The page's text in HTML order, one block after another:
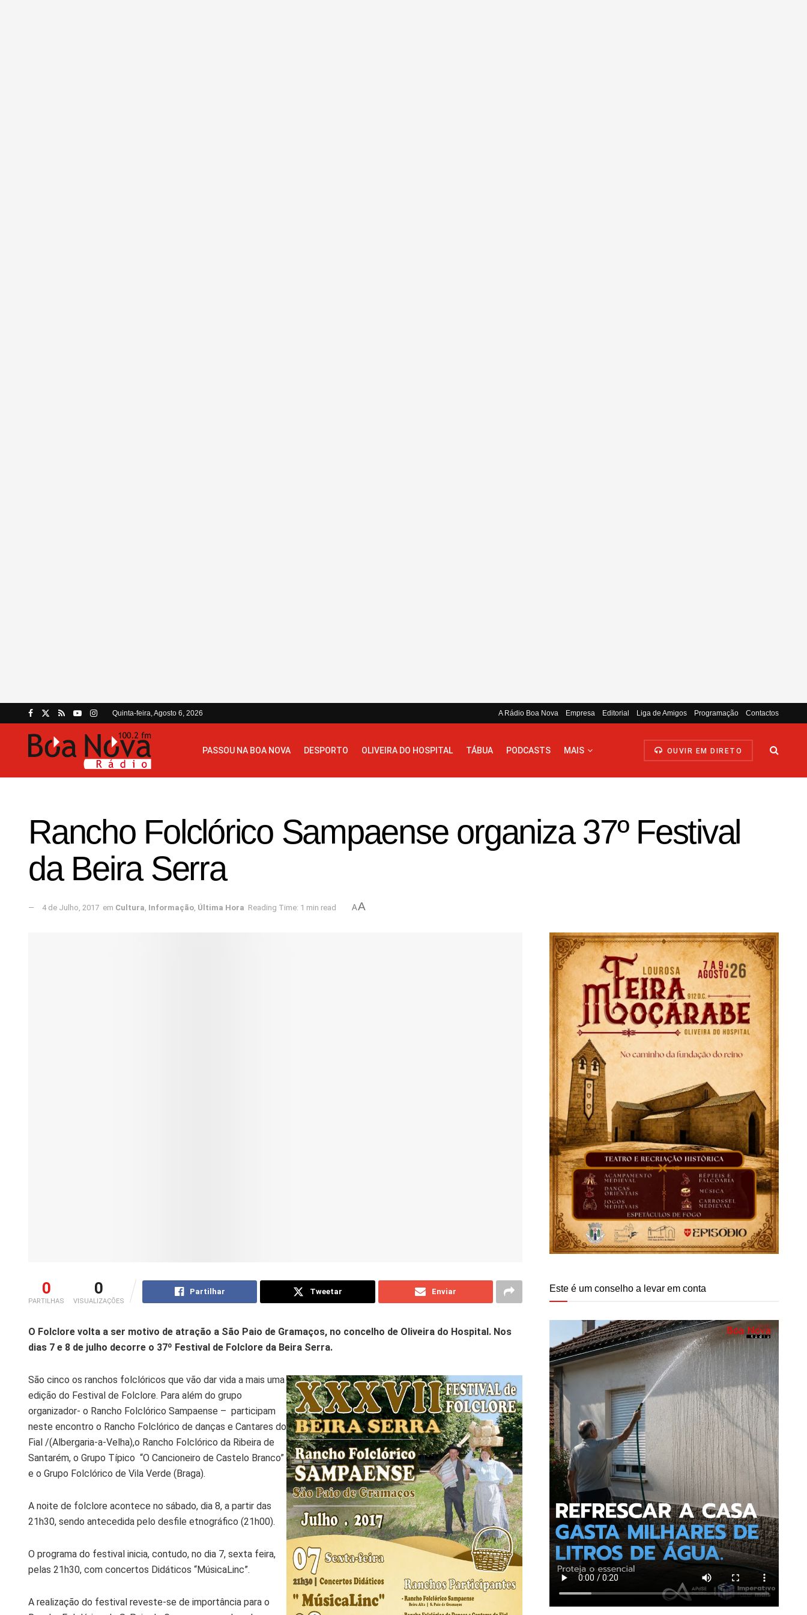
Quinta-feira, Agosto 6, 2026 A Rádio Boa Nova Empresa Editorial Liga de Amigos Programação Contactos
PASSOU NA BOA NOVA DESPORTO OLIVEIRA DO HOSPITAL TÁBUA PODCASTS MAIS OUVIR EM DIRETO
Rancho Folclórico Sampaense organiza 37º Festival
da Beira Serra
4 de Julho, 2017 em Cultura, Informação, Última Hora Reading Time: 1 min read AA
0
PARTILHAS
0
VISUALIZAÇÕES
Partilhar Tweetar Enviar
O Folclore volta a ser motivo de atração a São Paio de Gramaços, no concelho de Oliveira do Hospital. Nos
dias 7 e 8 de julho decorre o 37º Festival de Folclore da Beira Serra.
São cinco os ranchos folclóricos que vão dar vida a mais uma
edição do Festival de Folclore. Para além do grupo
organizador- o Rancho Folclórico Sampaense – participam
neste encontro o Rancho Folclórico de danças e Cantares do
Fial /(Albergaria-a-Velha),o Rancho Folclórico da Ribeira de
Santarém, o Grupo Típico “O Cancioneiro de Castelo Branco”
e o Grupo Folclórico de Vila Verde (Braga).
A noite de folclore acontece no sábado, dia 8, a partir das
21h30, sendo antecedida pelo desfile etnográfico (21h00).
O programa do festival inicia, contudo, no dia 7, sexta feira,
pelas 21h30, com concertos Didáticos “MúsicaLinc”.
A realização do festival reveste-se de importância para o
Este é um conselho a levar em conta